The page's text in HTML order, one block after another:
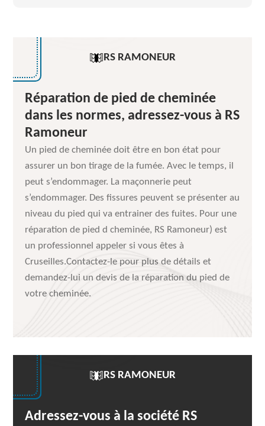
RS RAMONEUR
Réparation de pied de cheminée
dans les normes, adressez-vous à RS
Ramoneur
Un pied de cheminée doit être en bon état pour
assurer un bon tirage de la fumée. Avec le temps, il
peut s’endommager. La maçonnerie peut
s’endommager. Des fissures peuvent se présenter au
niveau du pied qui va entrainer des fuites. Pour une
réparation de pied d cheminée, RS Ramoneur) est
un professionnel appeler si vous êtes à
Cruseilles.Contactez-le pour plus de détails et
demandez-lui un devis de la réparation du pied de
votre cheminée.
RS RAMONEUR
Adressez-vous à la société RS